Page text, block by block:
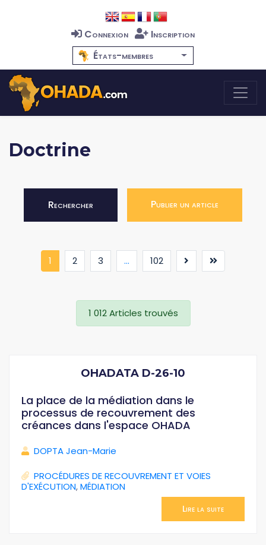
Connexion
Inscription
États-membres
Doctrine
Rechercher Publier un article
1 (current)
2 3 ... 102
1 012 Articles trouvés
OHADATA D-26-10
La place de la médiation dans le
processus de recouvrement des
créances dans l'espace OHADA
DOPTA Jean-Marie
PROCÉDURES DE RECOUVREMENT ET VOIES
D'EXÉCUTION,MÉDIATION
Lire la suite